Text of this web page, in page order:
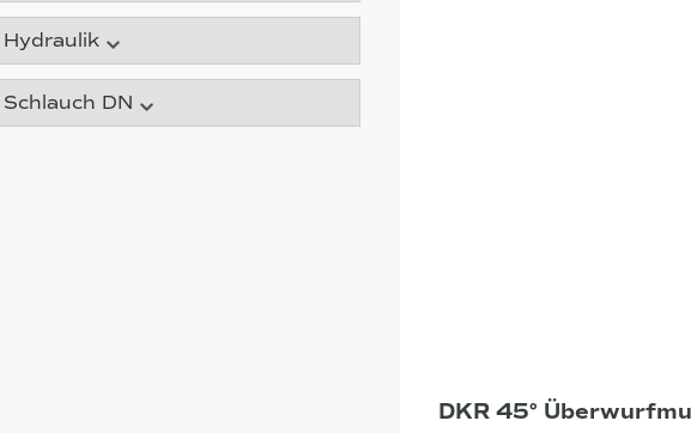
Hydraulik
Schlauch DN
DKR 45°